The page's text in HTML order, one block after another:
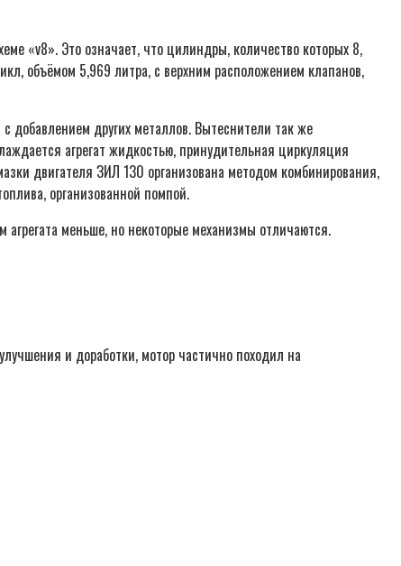
«v8». Это означает, что цилиндры, количество которых 8,
объёмом 5,969 литра, с верхним расположением клапанов,
добавлением других металлов. Вытеснители так же
агрегат жидкостью, принудительная циркуляция
двигателя ЗИЛ 130 организована методом комбинирования,
организованной помпой.
меньше, но некоторые механизмы отличаются.
и доработки, мотор частично походил на